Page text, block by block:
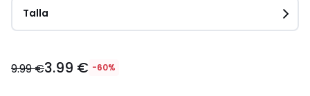
Talla
€
9.99 €3.99 € -60%